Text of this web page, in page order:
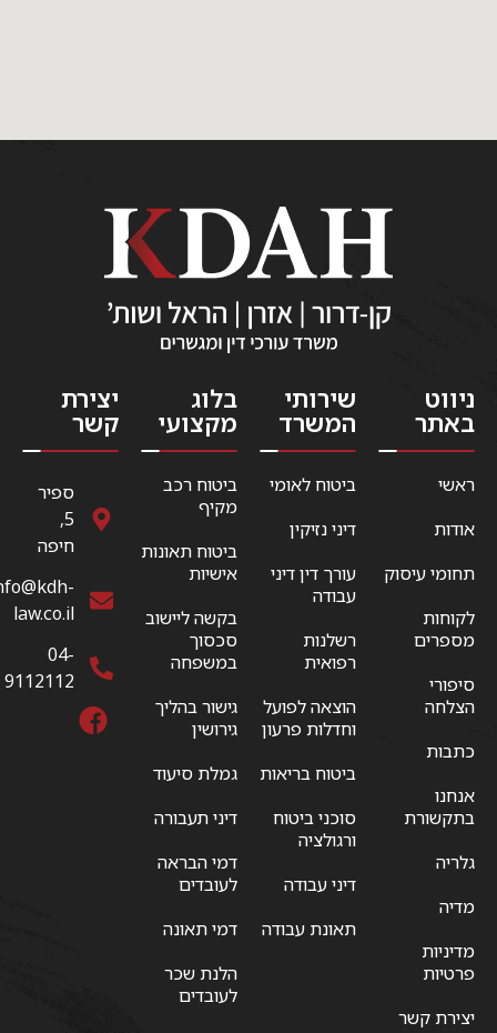
ניווט
באתר
ראשי
אודות
תחומי עיסוק
לקוחות
מספרים
סיפורי
הצלחה
כתבות
אנחנו
בתקשורת
גלריה
מדיה
מדיניות
פרטיות
יצירת קשר
שירותי
המשרד
ביטוח לאומי
דיני נזיקין
עורך דין דיני
עבודה
רשלנות
רפואית
הוצאה לפועל
וחדלות פרעון
ביטוח בריאות
סוכני ביטוח
ורגולציה
דיני עבודה
תאונת עבודה
בלוג
מקצועי
ביטוח רכב
מקיף
ביטוח תאונות
אישיות
בקשה ליישוב
סכסוך
במשפחה
גישור בהליך
גירושין
גמלת סיעוד
דיני תעבורה
דמי הבראה
לעובדים
דמי תאונה
הלנת שכר
לעובדים
יצירת
קשר
ספיר
5,
חיפה
law.co.il
04-
9112112